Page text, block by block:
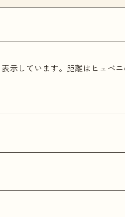
示しています。距離はヒュベ